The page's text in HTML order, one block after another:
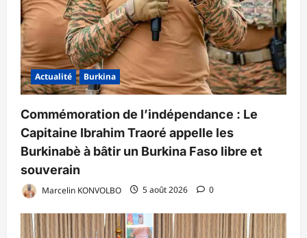
Actualité Burkina
Commémoration de l’indépendance : Le
Capitaine Ibrahim Traoré appelle les
Burkinabè à bâtir un Burkina Faso libre et
souverain
Marcelin KONVOLBO 5 août 2026 0